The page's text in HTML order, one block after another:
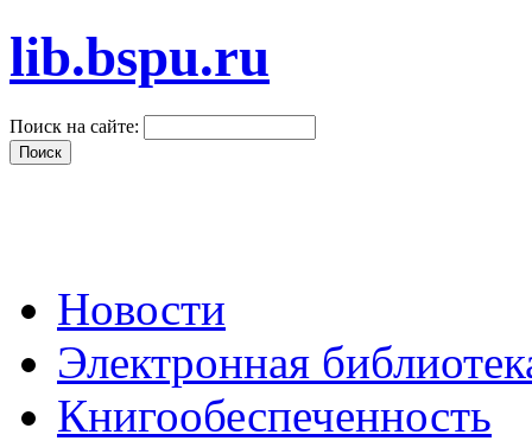
lib.bspu.ru
Поиск на сайте:
Новости
Электронная
Книгообеспеченность